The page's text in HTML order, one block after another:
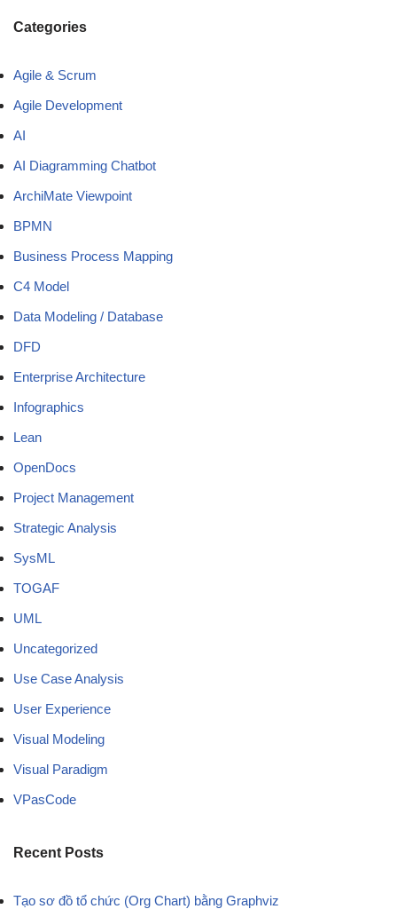
Categories
Agile & Scrum
Agile Development
AI
AI Diagramming Chatbot
ArchiMate Viewpoint
BPMN
Business Process Mapping
C4 Model
Data Modeling / Database
DFD
Enterprise Architecture
Infographics
Lean
OpenDocs
Project Management
Strategic Analysis
SysML
TOGAF
UML
Uncategorized
Use Case Analysis
User Experience
Visual Modeling
Visual Paradigm
VPasCode
Recent Posts
Tạo sơ đồ tổ chức (Org Chart) bằng Graphviz